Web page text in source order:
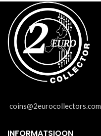
coins@2eurocollectors.com
INFORMATSIOON